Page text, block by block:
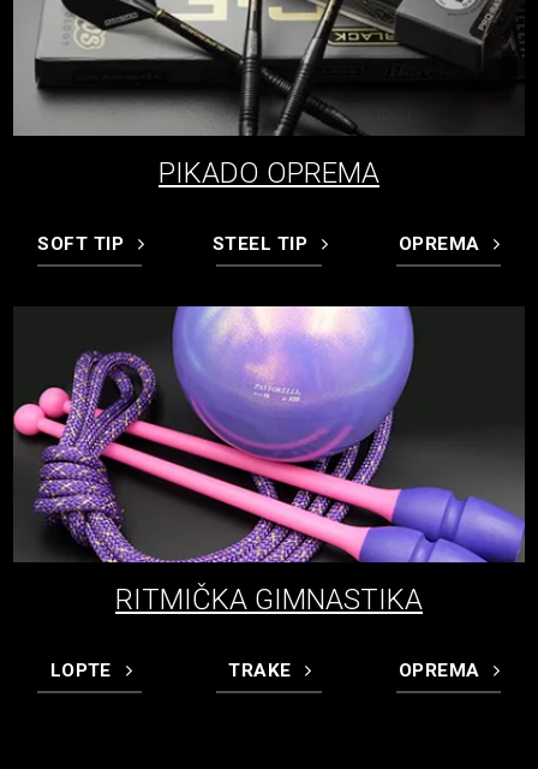
PIKADO OPREMA
SOFT TIP STEEL TIP OPREMA
RITMIČKA GIMNASTIKA
LOPTE TRAKE OPREMA